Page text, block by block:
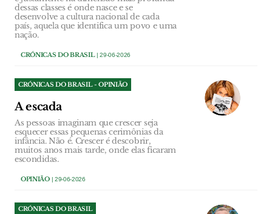
dessas classes é onde nasce e se
desenvolve a cultura nacional de cada
país, aquela que identifica um povo e uma
nação.
CRÓNICAS DO BRASIL| 29-06-2026
CRÓNICAS DO BRASIL - OPINIÃO
A escada
As pessoas imaginam que crescer seja
esquecer essas pequenas cerimônias da
infância. Não é. Crescer é descobrir,
muitos anos mais tarde, onde elas ficaram
escondidas.
OPINIÃO| 29-06-2026
CRÓNICAS DO BRASIL